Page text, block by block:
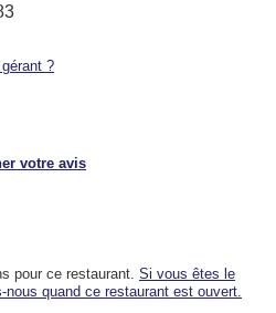
?
votre avis
pour ce restaurant. Si vous êtes le
quand ce restaurant est ouvert.